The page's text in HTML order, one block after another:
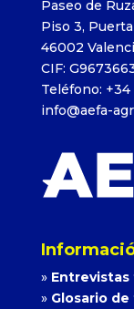
Paseo de
Piso 3,
46002
CIF:
Teléfono:
info@aefa-
»
» Glosario